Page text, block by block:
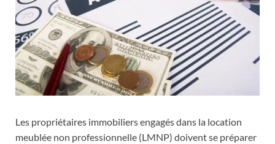
Les propriétaires immobiliers engagés dans la location
meublée non professionnelle (LMNP) doivent se préparer